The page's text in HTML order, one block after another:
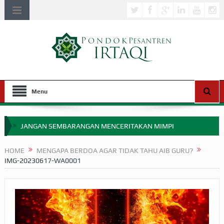
Menu
JANGAN SEMBARANGAN MENCERITAKAN MIMPI
MIMPI YANG DIABAIKAN MENJELANG PERANG BADAR
SEBELUM TIBA SAAT WAJIB?
HAKIKAT NIKMAT DI DUNIA!
HOME
MENGAPA BERDOA AGAR TIDAK TAHU AIB GURU?
IMG-20230617-WA0001